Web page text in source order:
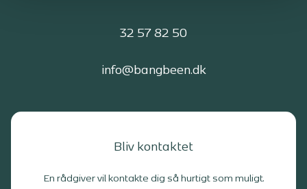
32 57 82 50
info@bangbeen.dk
Bliv kontaktet
En rådgiver vil kontakte dig så hurtigt som muligt.